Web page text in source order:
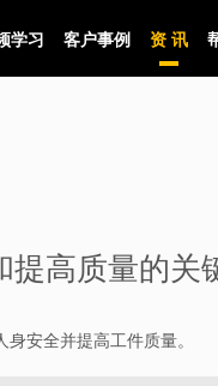
学习 客户事例 资 讯
提高质量的关
安全并提高工件质量。